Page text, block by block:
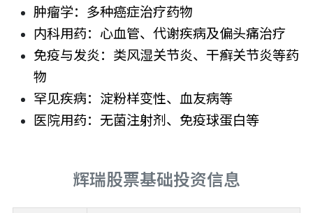
肿瘤学：多种癌症治疗药物
内科用药：心血管、代谢疾病及偏头痛治疗
免疫与发炎：类风湿关节炎、干癣关节炎等药
物
罕见疾病：淀粉样变性、血友病等
医院用药：无菌注射剂、免疫球蛋白等
辉瑞股票基础投资信息